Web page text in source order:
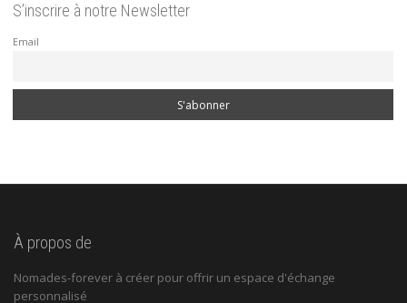
S’inscrire à notre Newsletter
Email
À propos de
Nomades-forever à créer pour offrir un espace d'échange
personnalisé